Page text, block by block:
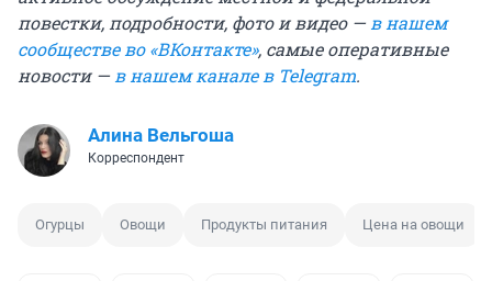
повестки, подробности, фото и видео — в нашем
сообществе во «ВКонтакте», самые оперативные
новости — в нашем канале в Telegram.
Алина Вельгоша
Корреспондент
Огурцы Овощи Продукты питания Цена на овощи